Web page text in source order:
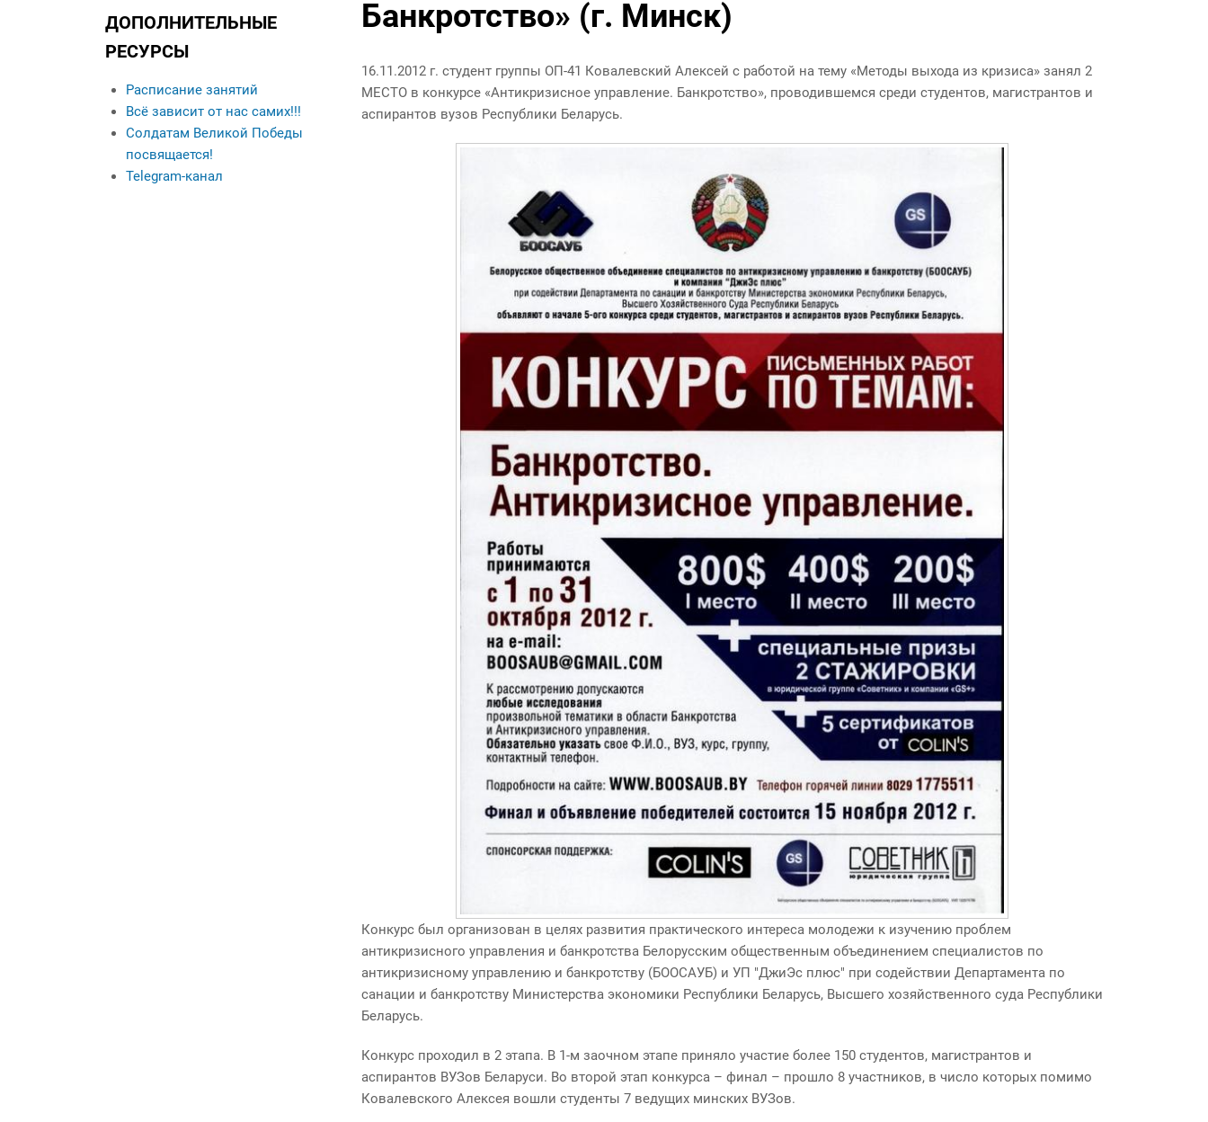
Контакты
Кураторы учебных
Базовые предприятия
подготовка и
неограниченные
возможности
для обучающихся
ДОПОЛНИТЕЛЬНЫЕ
РЕСУРСЫ
Расписание занятий
Всё зависит от нас самих!!!
Солдатам Великой Победы
посвящается!
Telegram-канал
Банкротство» (г. Минск)
16.11.2012 г. студент группы ОП-41 Ковалевский Алексей с работой на тему «Методы выхода из кризиса» занял 2
МЕСТО в конкурсе «Антикризисное управление. Банкротство», проводившемся среди студентов, магистрантов и
аспирантов вузов Республики Беларусь.
Конкурс был организован в целях развития практического интереса молодежи к изучению проблем
антикризисного управления и банкротства Белорусским общественным объединением специалистов по
антикризисному управлению и банкротству (БООСАУБ) и УП "ДжиЭс плюс" при содействии Департамента по
санации и банкротству Министерства экономики Республики Беларусь, Высшего хозяйственного суда Республики
Беларусь.
Конкурс проходил в 2 этапа. В 1-м заочном этапе приняло участие более 150 студентов, магистрантов и
аспирантов ВУЗов Беларуси. Во второй этап конкурса – финал – прошло 8 участников, в число которых помимо
Ковалевского Алексея вошли студенты 7 ведущих минских ВУЗов.